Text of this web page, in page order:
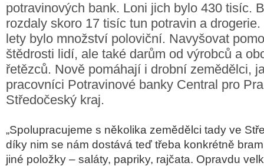
potravinových bank. Loni jich bylo 430 tisíc.
rozdaly skoro 17 tisíc tun potravin a
lety bylo množství poloviční. Navyšovat
štědrosti lidí, ale také darům od výrobců a
řetězců. Nově pomáhají i drobní zemědělci,
pracovníci Potravinové banky Central pro
Středočeský kraj.
„Spolupracujeme s několika zemědělci tady ve
díky nim se nám dostává teď třeba konkrétně
jiné položky – saláty, papriky, rajčata. Opravdu